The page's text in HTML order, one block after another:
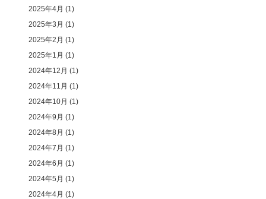
2025年4月 (1)
2025年3月 (1)
2025年2月 (1)
2025年1月 (1)
2024年12月 (1)
2024年11月 (1)
2024年10月 (1)
2024年9月 (1)
2024年8月 (1)
2024年7月 (1)
2024年6月 (1)
2024年5月 (1)
2024年4月 (1)